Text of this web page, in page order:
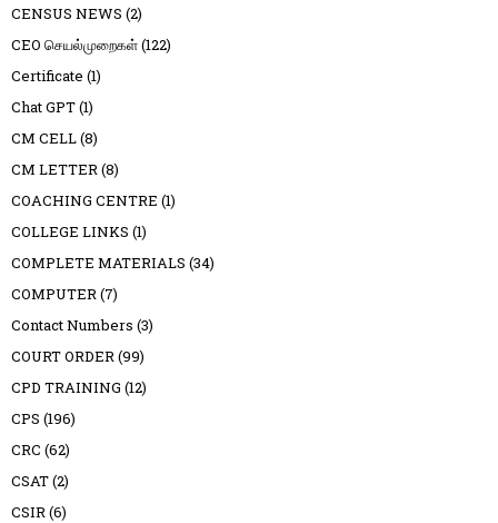
CENSUS NEWS (2)
CEO செயல்முறைகள்(122)
Certificate (1)
Chat GPT(1)
CM CELL(8)
CM LETTER(8)
COACHING CENTRE (1)
COLLEGE LINKS (1)
COMPLETE MATERIALS (34)
COMPUTER(7)
Contact Numbers (3)
COURT ORDER(99)
CPD TRAINING (12)
CPS (196)
CRC (62)
CSAT(2)
CSIR(6)